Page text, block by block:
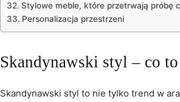
Stylowe meble, które przetrwają próbę
Personalizacja przestrzeni
Skandynawski styl – co
Skandynawski styl to nie tylko trend w